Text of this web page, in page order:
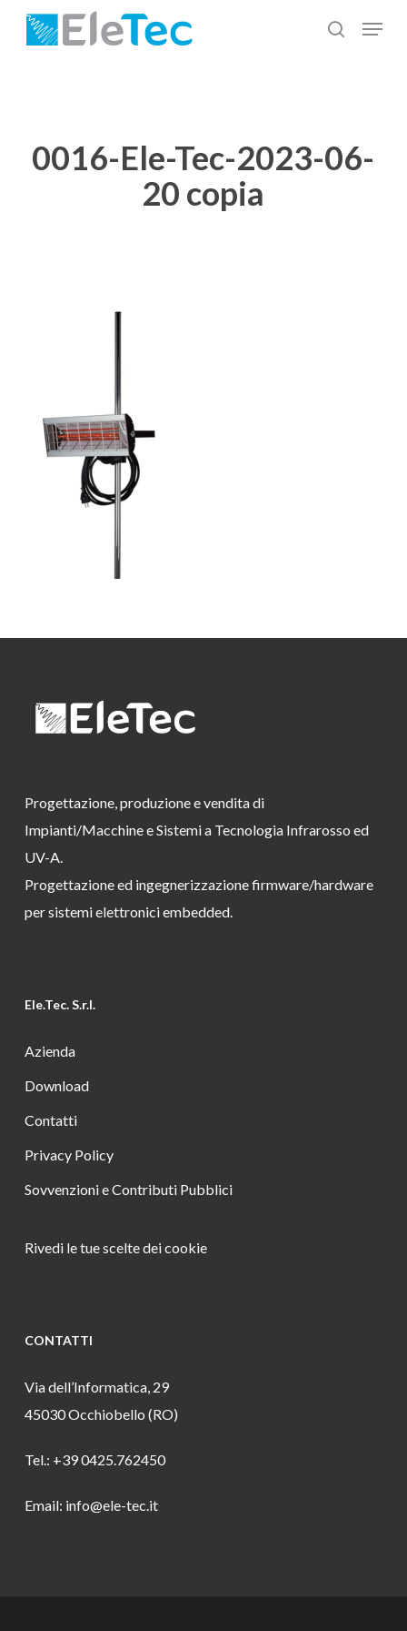
Salta
cerca
Menu
0016-Ele-Tec-2023-06-
20 copia
Progettazione, produzione e vendita di
Impianti/Macchine e Sistemi a Tecnologia Infrarosso ed
UV-A.
Progettazione ed ingegnerizzazione firmware/hardware
per sistemi elettronici embedded.
Ele.Tec. S.r.l.
Azienda
Download
Contatti
Privacy Policy
Sovvenzioni e Contributi Pubblici
Rivedi le tue scelte dei cookie
CONTATTI
Via dell’Informatica, 29
45030 Occhiobello (RO)
Tel.: +39 0425.762450
Email: info@ele-tec.it